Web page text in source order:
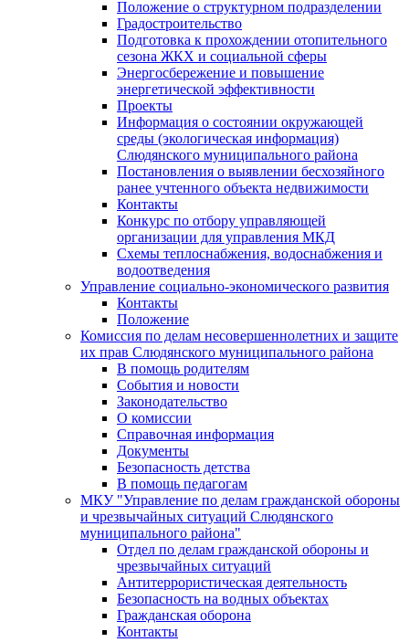
Положение о структурном подразделении
Градостроительство
Подготовка к прохождении отопительного
сезона ЖКХ и социальной сферы
Энергосбережение и повышение
энергетической эффективности
Проекты
Информация о состоянии окружающей
среды (экологическая информация)
Слюдянского муниципального района
Постановления о выявлении бесхозяйного
ранее учтенного объекта недвижимости
Контакты
Конкурс по отбору управляющей
организации для управления МКД
Схемы теплоснабжения, водоснабжения и
водоотведения
Управление социально-экономического развития
Контакты
Положение
Комиссия по делам несовершеннолетних и защите
их прав Слюдянского муниципального района
В помощь родителям
События и новости
Законодательство
О комиссии
Справочная информация
Документы
Безопасность детства
В помощь педагогам
МКУ "Управление по делам гражданской обороны
и чрезвычайных ситуаций Слюдянского
муниципального района"
Отдел по делам гражданской обороны и
чрезвычайных ситуаций
Антитеррористическая деятельность
Безопасность на водных объектах
Гражданская оборона
Контакты